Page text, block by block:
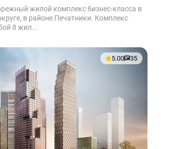
жилой комплекс бизнес-класса в
в районе Печатники. Комплекс
8 жил...
5.00 35